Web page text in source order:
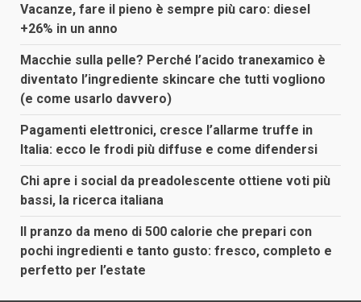
Vacanze, fare il pieno è sempre più caro: diesel
+26% in un anno
Macchie sulla pelle? Perché l’acido tranexamico è
diventato l’ingrediente skincare che tutti vogliono
(e come usarlo davvero)
Pagamenti elettronici, cresce l’allarme truffe in
Italia: ecco le frodi più diffuse e come difendersi
Chi apre i social da preadolescente ottiene voti più
bassi, la ricerca italiana
Il pranzo da meno di 500 calorie che prepari con
pochi ingredienti e tanto gusto: fresco, completo e
perfetto per l’estate